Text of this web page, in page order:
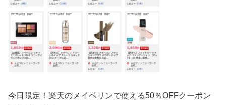
今日限定！楽天のメイベリンで使える50％OFFクーポン